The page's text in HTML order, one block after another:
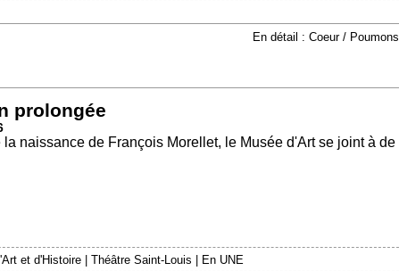
En détail : Coeur / Poumons
prolongée
naissance de François Morellet, le Musée d'Art se joint à de
et d'Histoire Théâtre Saint-Louis
En UNE